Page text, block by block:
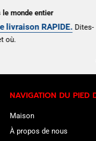
En
NAVIGATION DU PIED
Maison
À propos de nous